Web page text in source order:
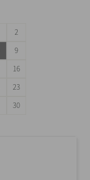
2
9
16
23
30